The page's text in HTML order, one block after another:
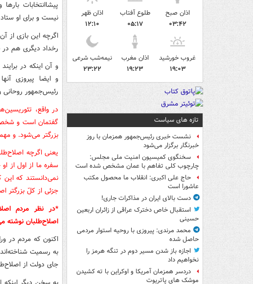
اذان صبح
۰۳:۴۲
طلوع آفتاب
۰۵:۱۷
اذان ظهر
۱۲:۱۰
غروب خورشید
۱۹:۰۳
اذان مغرب
۱۹:۲۳
نیمه‌شب شرعی
۲۳:۲۲
تازه های سیاست
نشست خبری رئیس‌جمهور همزمان با روز
خبرنگار برگزار می‌شود
سخنگوی کمیسیون امنیت ملی مجلس:
چارچوب کلی تفاهم با عمان مشخص شده است
حاج علی اکبری: انقلاب ما محصول مکتب
عاشورا است
دست بالای ایران در مذاکرات جاری!
استقبال خاص دخترک عراقی از زائران اربعین
حسینی
محمد مرندی: پیروزی با روحیه استوار مردمی
حاصل شده
اجازه باز شدن مسیر دوم در تنگه هرمز را
نخواهیم داد
دردسر همزمان آمریکا و اوکراین با ته کشیدن
موشک های پاتریوت
پیشاانتخابات
نیست و برای او
اگرچه این بازی از
رخداد دیگری هم
و آن اینکه در
و ایضا پیروزی
رئیس‌جمهور روحانی
در واقع،
گفتمان است و شخص
بزرگتر می‌شود. و
یعنی اگرچه
سفره ما از اول از
نمی‌دانستند که
جزئی از کلّ بزرگتر
*در نظر مردم
اصلاح‌طلبان نوشته
به رسمیت
جای دولت از